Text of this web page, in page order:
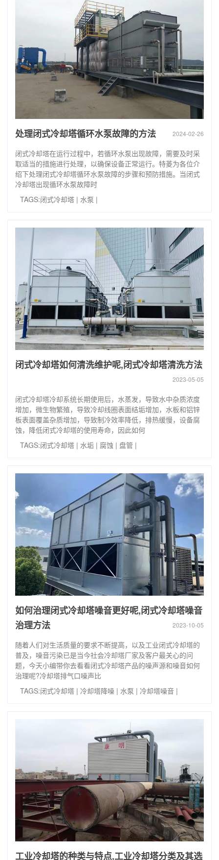
处理闭式冷却塔循环水泵故障的方法 2024-02-26
闭式冷却塔在运行过程中，若循环水泵出现故障，需要及时采
取适当的措施进行处理，以确保设备正常运行。特菱为各位介
绍下处理闭式冷却塔循环水泵故障的步骤和预防措施。当闭式
冷却塔出现循环水泵故障时
TAGS:闭式冷却塔 | 水泵 |
闭式冷却塔如何清洗维护呢,闭式冷却塔清洗方法
2023-05-05
闭式冷却塔冷却系统长期使用后，水蒸发，导致水中杂质浓度
增加，微生物繁殖，导致冷却线圈表面结垢增加，水板和铝锌
板表面覆盖杂质增加，导致制冷效率降低，排热缓慢，设备腐
蚀，降低闭式冷却塔的使用寿命，因此如何
TAGS:闭式冷却塔 | 水垢 | 腐蚀 | 盘管 |
如何治理闭式冷却塔噪音更好呢,闭式冷却塔噪音
治理方法
2023-10-05
随着人们对生活质量的要求不断提高，以及工业闭式冷却塔的
普及，噪音污染已是当今社会冷却塔厂家及客户最关心的问
题，今天小编带你去看看闭式冷却塔产品的噪声源和噪音如何
治理呢?冷却塔排气口噪声比
TAGS:闭式冷却塔 | 冷却塔降噪 | 水泵 | 冷却塔噪音 |
工业冷却塔的种类与特点,工业冷却塔分类及其选